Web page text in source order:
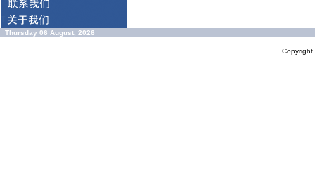
Thursday 06 August, 2026